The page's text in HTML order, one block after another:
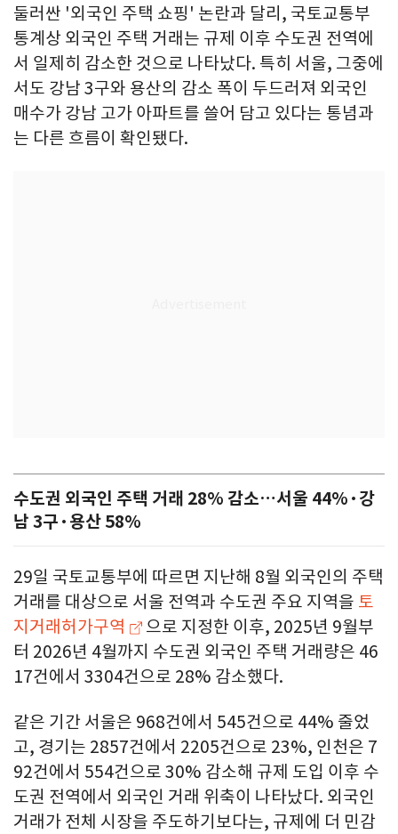
둘러싼 '외국인 주택 쇼핑' 논란과 달리, 국토교통부
통계상 외국인 주택 거래는 규제 이후 수도권 전역에
서 일제히 감소한 것으로 나타났다. 특히 서울, 그중에
서도 강남 3구와 용산의 감소 폭이 두드러져 외국인
매수가 강남 고가 아파트를 쓸어 담고 있다는 통념과
는 다른 흐름이 확인됐다.
수도권 외국인 주택 거래 28% 감소…서울 44%·강
남 3구·용산 58%
29일 국토교통부에 따르면 지난해 8월 외국인의 주택
거래를 대상으로 서울 전역과 수도권 주요 지역을 토
지거래허가구역
으로 지정한 이후, 2025년 9월부
터 2026년 4월까지 수도권 외국인 주택 거래량은 46
17건에서 3304건으로 28% 감소했다.
같은 기간 서울은 968건에서 545건으로 44% 줄었
고, 경기는 2857건에서 2205건으로 23%, 인천은 7
92건에서 554건으로 30% 감소해 규제 도입 이후 수
도권 전역에서 외국인 거래 위축이 나타났다. 외국인
거래가 전체 시장을 주도하기보다는, 규제에 더 민감